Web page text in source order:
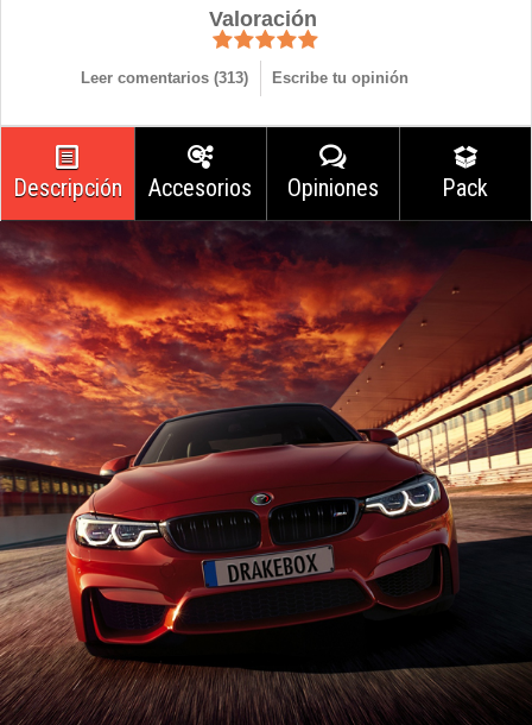
Valoración
Leer comentarios (313) Escribe tu opinión
Descripción Accesorios Opiniones Pack